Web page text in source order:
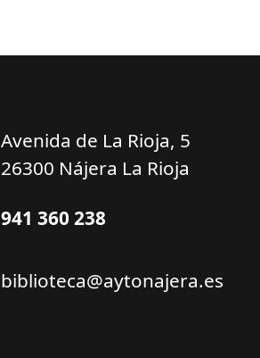
Avenida de La Rioja, 5
26300 Nájera La Rioja
941 360 238
biblioteca@aytonajera.es